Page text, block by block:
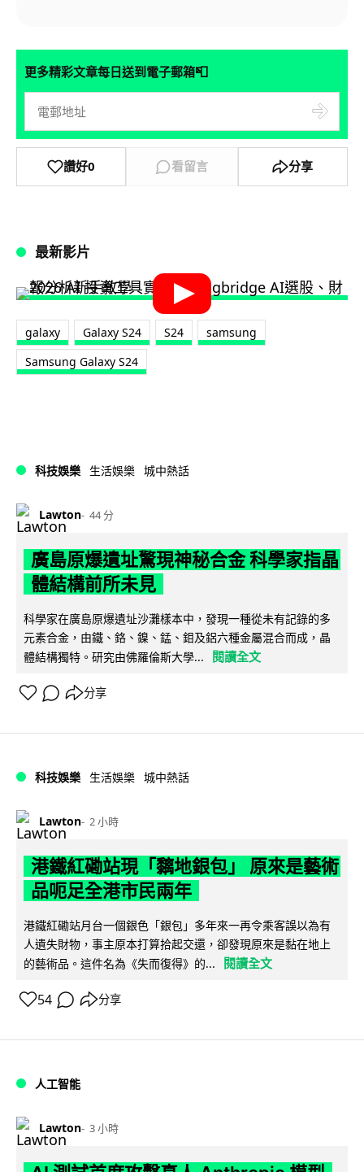
更多精彩文章每日送到電子郵箱📮
讚好0 看留言 分享
最新影片
galaxy Galaxy S24 S24
samsung
Samsung Galaxy S24
科技娛樂 生活娛樂 城中熱話
Lawton 44 分
廣島原爆遺址驚現神秘合金 科學家指晶
體結構前所未見
科學家在廣島原爆遺址沙灘樣本中，發現一種從未有記錄的多
元素合金，由鐵、鉻、鎳、錳、鉬及鋁六種金屬混合而成，晶
體結構獨特。研究由佛羅倫斯大學...
閱讀全文
分享
科技娛樂 生活娛樂 城中熱話
Lawton 2 小時
港鐵紅磡站現「黐地銀包」 原來是藝術
品呃足全港市民兩年
港鐵紅磡站月台一個銀色「銀包」多年來一再令乘客誤以為有
人遺失財物，事主原本打算拾起交還，卻發現原來是黏在地上
的藝術品。這件名為《失而復得》的...
閱讀全文
54 分享
人工智能
Lawton 3 小時